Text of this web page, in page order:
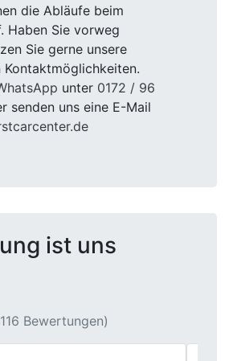
die Abläufe beim
Haben Sie vorweg
Sie gerne unsere
Kontaktmöglichkeiten.
unter 0172 / 96
senden uns eine E-Mail
ist uns
Bewertungen)